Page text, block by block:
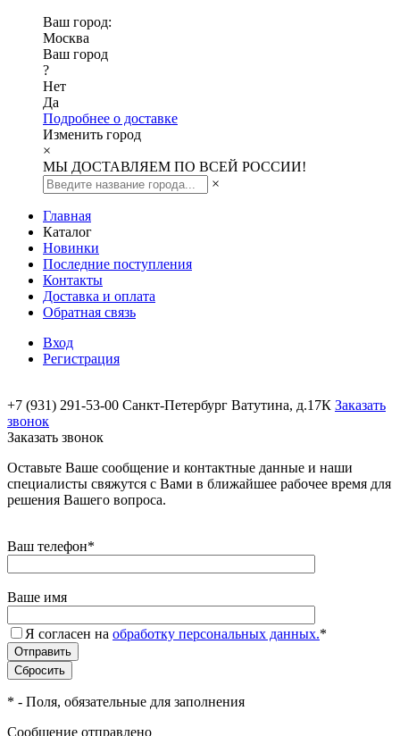
Ваш город:
Москва
Ваш город
?
Нет
Да
Подробнее о доставке
Изменить город
×
МЫ ДОСТАВЛЯЕМ ПО ВСЕЙ РОССИИ!
×
Главная
Каталог
Новинки
Последние поступления
Контакты
Доставка и оплата
Обратная связь
Вход
Регистрация
+7 (931) 291-53-00 Санкт-Петербург Ватутина, д.17К Заказать
звонок
Заказать звонок
Оставьте Ваше сообщение и контактные данные и наши
специалисты свяжутся с Вами в ближайшее рабочее время для
решения Вашего вопроса.
Ваш телефон*
Ваше имя
Я согласен на обработку персональных данных.*
* - Поля, обязательные для заполнения
Сообщение отправлено